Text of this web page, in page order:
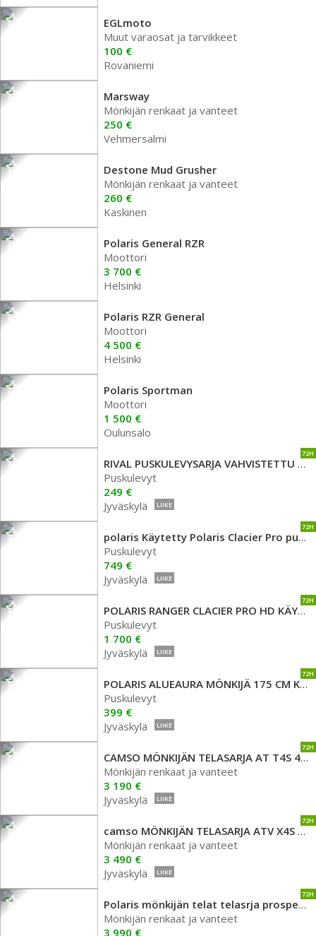
EGLmoto
Muut varaosat ja tarvikkeet
100 €
Rovaniemi
Marsway
Mönkijän renkaat ja vanteet
250 €
Vehmersalmi
Destone Mud Grusher
Mönkijän renkaat ja vanteet
260 €
Kaskinen
Polaris General RZR
Moottori
3 700 €
Helsinki
Polaris RZR General
Moottori
4 500 €
Helsinki
Polaris Sportman
Moottori
1 500 €
Oulunsalo
72H
RIVAL PUSKULEVYSARJA VAHVISTETTU KÄYTETTY 150 CM
Puskulevyt
249 €
Jyväskylä
LIIKE
72H
polaris Käytetty Polaris Clacier Pro puskulevy SPM 570
Puskulevyt
749 €
Jyväskylä
LIIKE
72H
POLARIS RANGER CLACIER PRO HD KÄYTETTY 183 PUSKULEVY
Puskulevyt
1 700 €
Jyväskylä
LIIKE
72H
POLARIS ALUEAURA MÖNKIJÄ 175 CM KUMILÄP POHJAKIINNITYS
Puskulevyt
399 €
Jyväskylä
LIIKE
72H
CAMSO MÖNKIJÄN TELASARJA AT T4S 4 KPL 2017
Mönkijän renkaat ja vanteet
3 190 €
Jyväskylä
LIIKE
72H
camso MÖNKIJÄN TELASARJA ATV X4S 2020 käytetty
Mönkijän renkaat ja vanteet
3 490 €
Jyväskylä
LIIKE
72H
Polaris mönkijän telat telasrja prospektor pro 2889493
Mönkijän renkaat ja vanteet
3 990 €